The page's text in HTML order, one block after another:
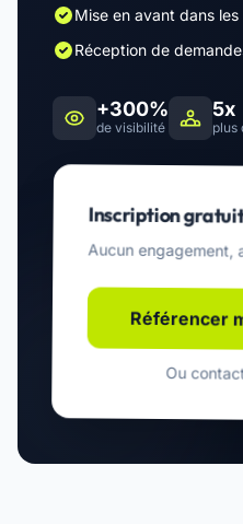
Mise en avant dans
Réception de
+300%
de visibilité
5x
plus
Inscription
Aucun engagement,
Référencer
Ou